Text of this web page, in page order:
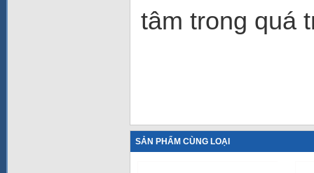
tâm trong quá
SẢN PHẨM CÙNG LOẠI